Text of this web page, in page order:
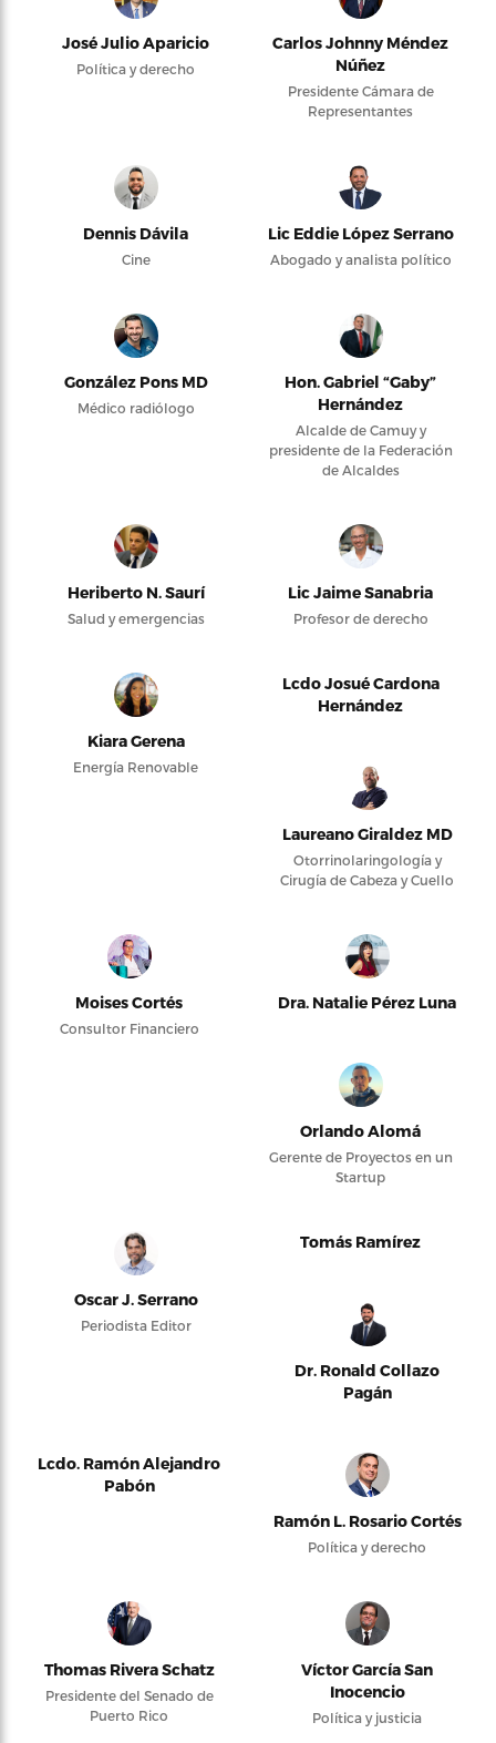
José Julio Aparicio
Política y derecho
Carlos Johnny Méndez
Núñez
Presidente Cámara de
Representantes
Dennis Dávila
Cine
Lic Eddie López Serrano
Abogado y analista político
González Pons MD
Médico radiólogo
Hon. Gabriel “Gaby”
Hernández
Alcalde de Camuy y
presidente de la Federación
de Alcaldes
Heriberto N. Saurí
Salud y emergencias
Lic Jaime Sanabria
Profesor de derecho
Kiara Gerena
Energía Renovable
Lcdo Josué Cardona
Hernández
Laureano Giraldez MD
Otorrinolaringología y
Cirugía de Cabeza y Cuello
Moises Cortés
Consultor Financiero
Dra. Natalie Pérez Luna
Orlando Alomá
Gerente de Proyectos en un
Startup
Oscar J. Serrano
Periodista Editor
Tomás Ramírez
Dr. Ronald Collazo
Pagán
Lcdo. Ramón Alejandro
Pabón
Ramón L. Rosario Cortés
Política y derecho
Thomas Rivera Schatz
Presidente del Senado de
Puerto Rico
Víctor García San
Inocencio
Política y justicia